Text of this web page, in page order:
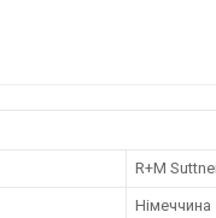
R+M
Німеччина